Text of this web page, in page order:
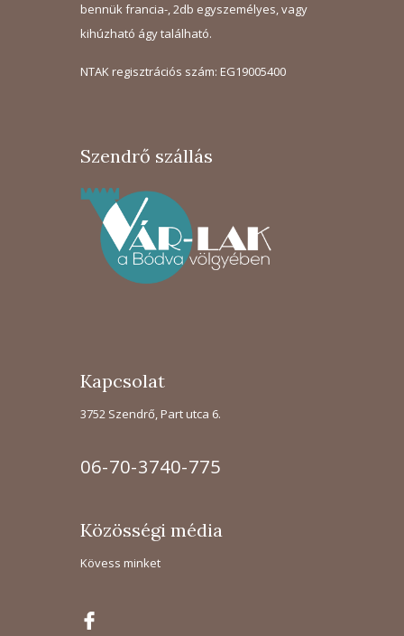
bennük francia-, 2db egyszemélyes, vagy
kihúzható ágy található.
NTAK regisztrációs szám: EG19005400
Szendrő szállás
Kapcsolat
3752 Szendrő, Part utca 6.
06-70-3740-775
Közösségi média
Kövess minket